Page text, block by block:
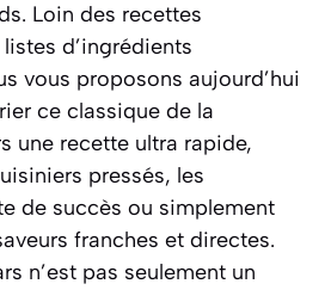
Loin des recettes
d’ingrédients
vous proposons aujourd’hui
ce classique de la
une recette ultra rapide,
pressés, les
de succès ou simplement
franches et directes.
n’est pas seulement un